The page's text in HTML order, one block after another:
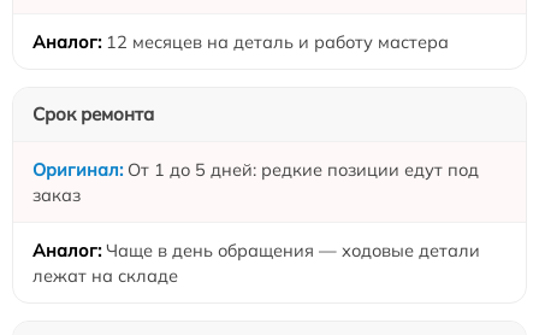
12 месяцев на деталь и работу мастера
Срок ремонта
От 1 до 5 дней: редкие позиции едут под
заказ
Чаще в день обращения — ходовые детали
лежат на складе